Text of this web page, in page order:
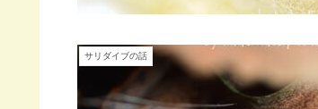
サリダイブの話